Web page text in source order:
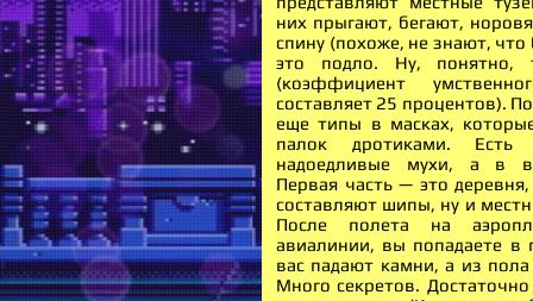
них прыгают, бегают,
спину (похоже, не знают, что
это подло. Ну, понятно,
(коэффициент
составляет 25 процентов).
еще типы в масках,
палок дротиками.
надоедливые мухи, а в
Первая часть — это деревня,
составляют шипы, ну и
После полета на
авиалинии, вы попадаете в
вас падают камни, а из
Много секретов.